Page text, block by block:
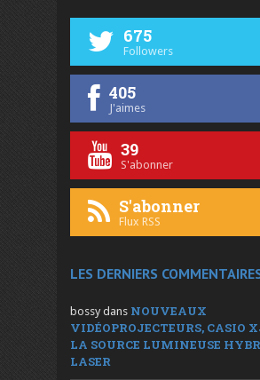
675
Followers
405
J'aimes
39
S'abonner
S'abonner
Flux RSS
LES DERNIERS
bossy dans NOUVEAUX
VIDÉOPROJECTEURS, CASIO
LA SOURCE LUMINEUSE
LASER